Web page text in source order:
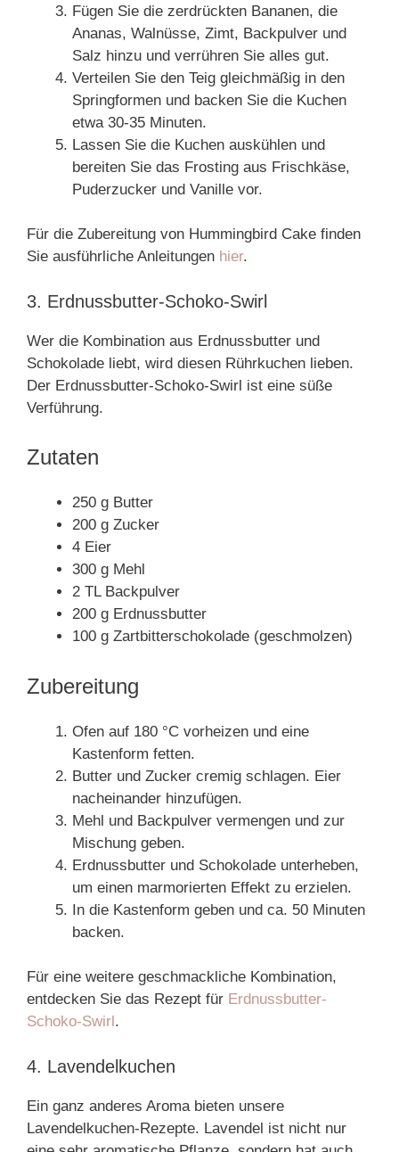
Fügen Sie die zerdrückten Bananen, die
Ananas, Walnüsse, Zimt, Backpulver und
Salz hinzu und verrühren Sie alles gut.
Verteilen Sie den Teig gleichmäßig in den
Springformen und backen Sie die Kuchen
etwa 30-35 Minuten.
Lassen Sie die Kuchen auskühlen und
bereiten Sie das Frosting aus Frischkäse,
Puderzucker und Vanille vor.
Für die Zubereitung von Hummingbird Cake finden
Sie ausführliche Anleitungen hier.
3. Erdnussbutter-Schoko-Swirl
Wer die Kombination aus Erdnussbutter und
Schokolade liebt, wird diesen Rührkuchen lieben.
Der Erdnussbutter-Schoko-Swirl ist eine süße
Verführung.
Zutaten
250 g Butter
200 g Zucker
4 Eier
300 g Mehl
2 TL Backpulver
200 g Erdnussbutter
100 g Zartbitterschokolade (geschmolzen)
Zubereitung
Ofen auf 180 °C vorheizen und eine
Kastenform fetten.
Butter und Zucker cremig schlagen. Eier
nacheinander hinzufügen.
Mehl und Backpulver vermengen und zur
Mischung geben.
Erdnussbutter und Schokolade unterheben,
um einen marmorierten Effekt zu erzielen.
In die Kastenform geben und ca. 50 Minuten
backen.
Für eine weitere geschmackliche Kombination,
entdecken Sie das Rezept für Erdnussbutter-
Schoko-Swirl.
4. Lavendelkuchen
Ein ganz anderes Aroma bieten unsere
Lavendelkuchen-Rezepte. Lavendel ist nicht nur